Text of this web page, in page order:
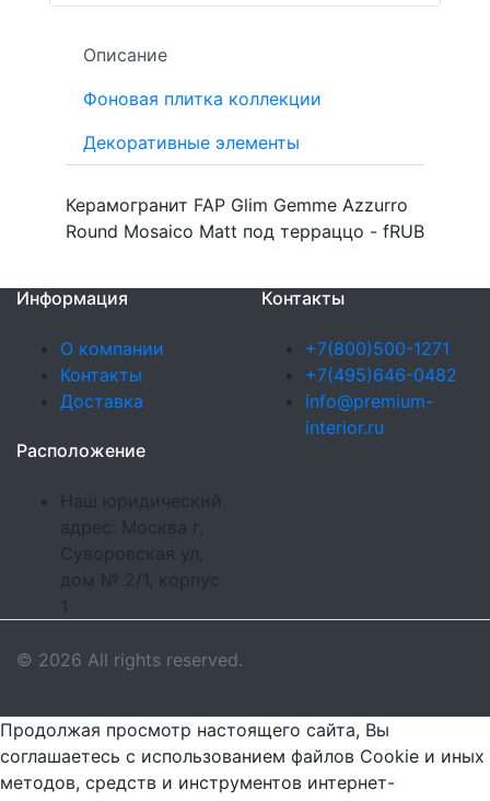
Описание
Фоновая плитка коллекции
Декоративные элементы
Керамогранит FAP Glim Gemme Azzurro
Round Mosaico Matt под терраццо - fRUB
Информация
О компании
Контакты
Доставка
Контакты
+7(800)500-1271
+7(495)646-0482
info@premium-
interior.ru
Расположение
Наш юридический
адрес: Москва г,
Суворовская ул,
дом № 2/1, корпус
© 2026 All rights reserved.
Продолжая просмотр настоящего сайта, Вы
соглашаетесь с использованием файлов Cookie и иных
методов, средств и инструментов интернет-